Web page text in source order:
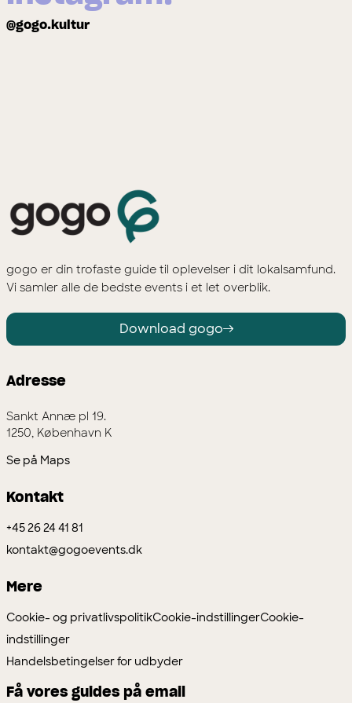
@gogo.kultur
gogo er din trofaste guide til oplevelser i dit lokalsamfund.
Vi samler alle de bedste events i et let overblik.
Download gogo
Adresse
Sankt Annæ pl 19.
1250, København K
Se på Maps
Kontakt
+45 26 24 41 81
kontakt@gogoevents.dk
Mere
Cookie- og privatlivspolitikCookie-indstillingerCookie-
indstillinger
Handelsbetingelser for udbyder
Få vores guides på email